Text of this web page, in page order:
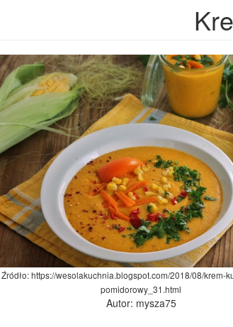
Źródło: https://wesolakuchnia.blogspot.com/2018/08/krem-
pomidorowy_31.html
Autor: mysza75